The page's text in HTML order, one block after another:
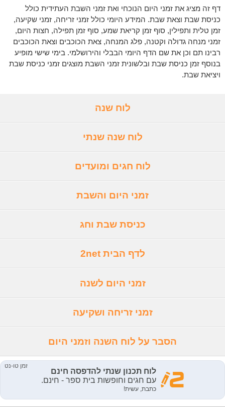
דף זה מציג את זמני היום הנוכחי ואת זמני השבת העתידית כולל
כניסת שבת וצאת שבת. המידע היומי כולל זמני זריחה, זמני שקיעה,
זמן טלית ותפילין, סוף זמן קריאת שמע, סוף זמן תפילה, חצות היום,
זמני מנחה גדולה וקטנה, פלג המנחה, צאת הכוכבים וצאת הכוכבים
רבינו תם וכן את שם הדף היומי הבבלי והירושלמי. בימי שישי מופיע
בנוסף זמן כניסת שבת ובלשונית זמני השבת מוצגים זמני כניסת שבת
ויציאת שבת.
לוח שנה
לוח שנה שנתי
לוח חגים ומועדים
זמני היום והשבת
כניסת שבת וחג
לדף הבית 2net
זמני היום לשנה
זמני זריחה ושקיעה
הסבר על לוח השנה וזמני היום